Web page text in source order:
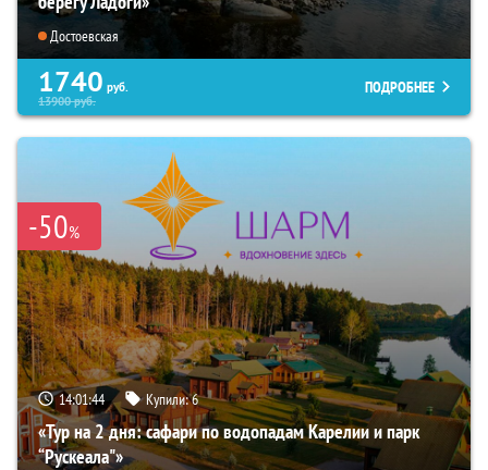
Достоевская
1740 руб.
13900руб.
ПОДРОБНЕЕ
-50%
14:01:43 Купили:6
«Тур на 2 дня: сафари по водопадам Карелии и парк
“Рускеала"»